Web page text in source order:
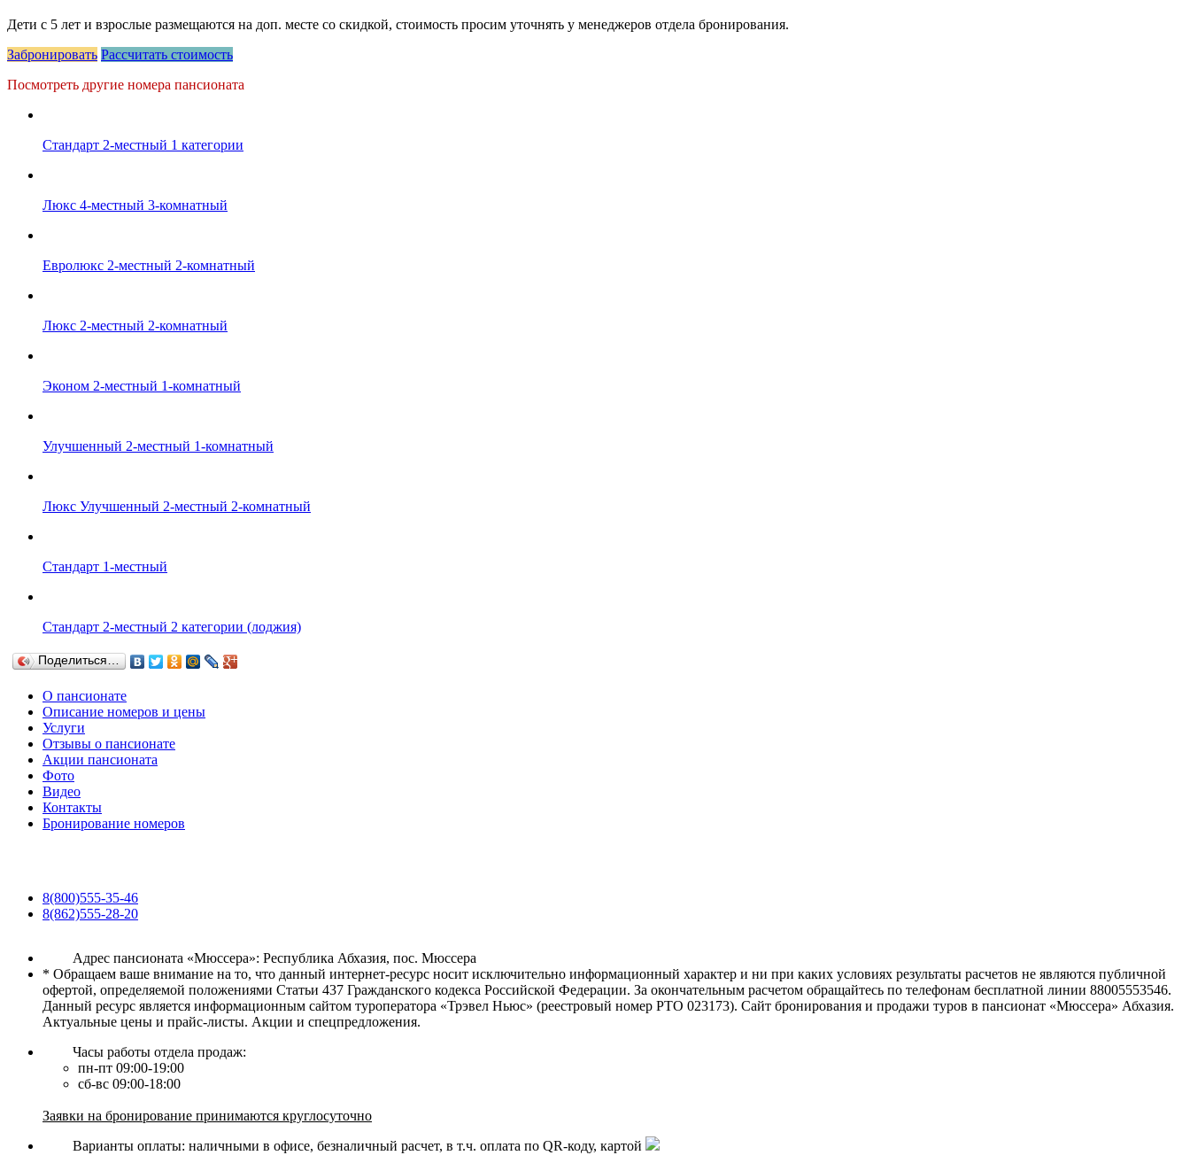
Дети с 5 лет и взрослые размещаются на доп. месте со скидкой, стоимость просим уточнять у менеджеров отдела бронирования.
Забронировать Рассчитать стоимость
Посмотреть другие номера пансионата
Стандарт 2-местный 1 категории
Люкс 4-местный 3-комнатный
Евролюкс 2-местный 2-комнатный
Люкс 2-местный 2-комнатный
Эконом 2-местный 1-комнатный
Улучшенный 2-местный 1-комнатный
Люкс Улучшенный 2-местный 2-комнатный
Стандарт 1-местный
Стандарт 2-местный 2 категории (лоджия)
Поделиться…
О пансионате
Описание номеров и цены
Услуги
Отзывы о пансионате
Акции пансионата
Фото
Видео
Контакты
Бронирование номеров
8(800)555-35-46
8(862)555-28-20
Адрес пансионата «Мюссера»: Республика Абхазия, пос. Мюссера
* Обращаем ваше внимание на то, что данный интернет-ресурс носит исключительно информационный характер и ни при каких условиях результаты расчетов не являются публичной
офертой, определяемой положениями Статьи 437 Гражданского кодекса Российской Федерации. За окончательным расчетом обращайтесь по телефонам бесплатной линии 88005553546.
Данный ресурс является информационным сайтом туроператора «Трэвел Ньюс» (реестровый номер РТО 023173). Сайт бронирования и продажи туров в пансионат «Мюссера» Абхазия.
Актуальные цены и прайс-листы. Акции и спецпредложения.
Часы работы отдела продаж:
пн-пт 09:00-19:00
сб-вс 09:00-18:00
Заявки на бронирование принимаются круглосуточно
Варианты оплаты: наличными в офисе, безналичный расчет, в т.ч. оплата по QR-коду, картой